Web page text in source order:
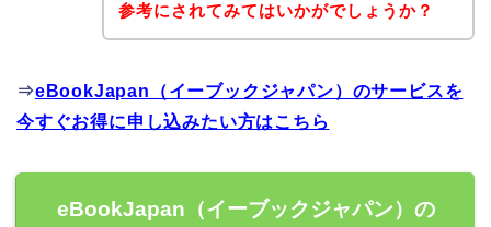
参考にされてみてはいかがでしょうか？
⇒eBookJapan（イーブックジャパン）のサービスを
今すぐお得に申し込みたい方はこちら
eBookJapan（イーブックジャパン）の